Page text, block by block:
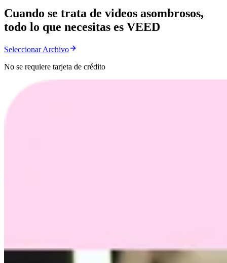
Cuando se trata de videos asombrosos,
todo lo que necesitas es VEED
Seleccionar Archivo
No se requiere tarjeta de crédito